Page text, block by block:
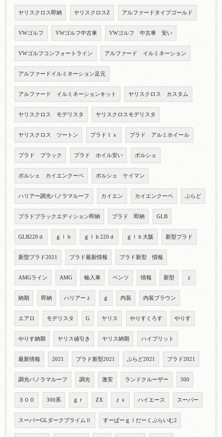
ヤリスクロス即納 ヤリスクロスZ アルファードタイプゴールド
VWゴルフ VWゴルフ中古車 VWゴルフ 中古車 安い
VWゴルフコンフォートライン アルファード イルミネーション
アルファードイルミネーション足元
アルファード イルミネーションキット ヤリスクロス カスタム
ヤリスクロス モデリスタ ヤリスクロスモデリスタ
ヤリスクロス ツートン プラドｔｘ プラド アルミホイール
プラド ブラック プラド ホイル安い ポルシェ
ポルシェ カイエンクーペ ポルシェ ケイマン
ハリアー調光パノラマルーフ カイエン カイエンクーペ ぷらど
プラドブラックエディション即納 プラド 即納 GLB
GLB220ｄ ｇｌｂ ｇｌｂ220ｄ ｇｌｂ大阪 新型プラド
新型プラド2021 プラド最新情報 プラド新型 情報
AMGライン AMG 輸入車 ベンツ 情報 新型 ｚ
納期 即納 ハリアーｚ ｇ 内装 内装ブラウン
エアロ モデリスタ G ヤリス やりすくろす やりす
やりす納期 ヤリス値引き ヤリス納期 ハイブリット
最新情報 2021 プラド新型2021 ぷらど2021 プラド2021
調光パノラマルーフ 調光 激安 ランドクルーザー 300
３００ 300系 ｇｒ ZX ｚｘ ハイエース スーパー
スーパーGLダークプライムⅡ すーぱーｇｌだーくぷらいむ2